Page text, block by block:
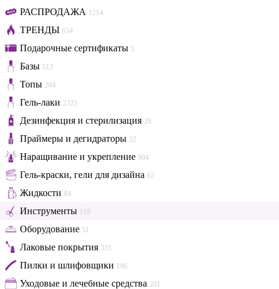
РАСПРОДАЖА 1214
ТРЕНДЫ 634
Подарочные сертификаты 5
Базы 513
Топы 204
Гель-лаки 2325
Дезинфекция и стерилизация 29
Праймеры и дегидраторы 32
Наращивание и укрепление 904
Гель-краски, гели для дизайна 62
Жидкости 84
Инструменты 119
Оборудование 51
Лаковые покрытия 335
Пилки и шлифовщики 196
Уходовые и лечебные средства 201